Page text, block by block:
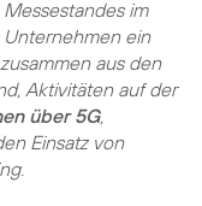
im
ein
aus den
Aktivitäten auf der
über 5G,
Einsatz von